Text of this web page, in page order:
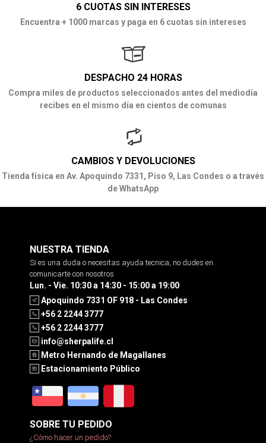
6 CUOTAS SIN INTERESES
Encuentra + 1000 marcas y paga en 6 cuotas sin intereses
DESPACHO 24 HORAS
Compra miles de productos seleccionados antes del mediodía
recibes en el mismo día en cientos de comunas
CAMBIOS Y DEVOLUCIONES
Tienda física en Av. Apoquindo 7331, Piso 9, Las Condes o a través
de WhatsApp
NUESTRA TIENDA
Si es una duda o necesitas ayuda tecnica, no dudes en
comunicarte con nosotros
Lun. - Vie. 10:30 a 14:30 - 15:00 a 19:00
Apoquindo 7331 OF 918 - Las Condes
+56 2 2244 3777
+56 2 2244 3777
info@sherpalife.cl
Metro Hernando de Magallanes
Estacionamiento Público
SOBRE TU PEDIDO
¿Cómo hacer un pedido?